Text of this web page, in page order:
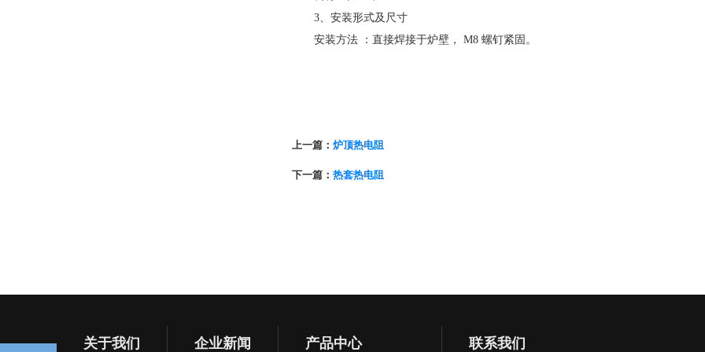
3、安装形式及尺寸
安装方法 ：直接焊接于炉壁， M8 螺钉紧固。
上一篇： 炉顶热电阻
下一篇： 热套热电阻
关于我们 企业新闻 产品中心 联系我们